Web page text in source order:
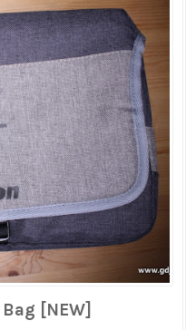
[NEW]